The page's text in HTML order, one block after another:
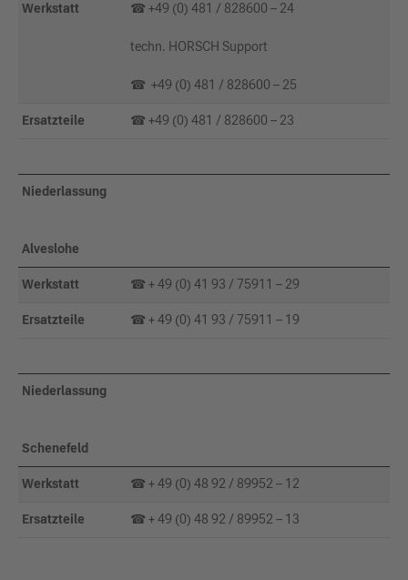
Werkstatt ☎ +49 (0) 481 / 828600 – 24
techn. HORSCH Support
☎ +49 (0) 481 / 828600 – 25
Ersatzteile ☎ +49 (0) 481 / 828600 – 23
Niederlassung
Alveslohe
Werkstatt ☎ + 49 (0) 41 93 / 75911 – 29
Ersatzteile ☎ + 49 (0) 41 93 / 75911 – 19
Niederlassung
Schenefeld
Werkstatt ☎ + 49 (0) 48 92 / 89952 – 12
Ersatzteile ☎ + 49 (0) 48 92 / 89952 – 13